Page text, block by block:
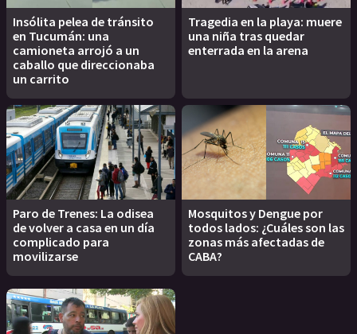
Insólita pelea de tránsito
en Tucumán: una
camioneta arrojó a un
caballo que direccionaba
un carrito
Tragedia en la playa: muere
una niña tras quedar
enterrada en la arena
Paro de Trenes: La odisea
de volver a casa en un día
complicado para
movilizarse
Mosquitos y Dengue por
todos lados: ¿Cuáles son las
zonas más afectadas de
CABA?